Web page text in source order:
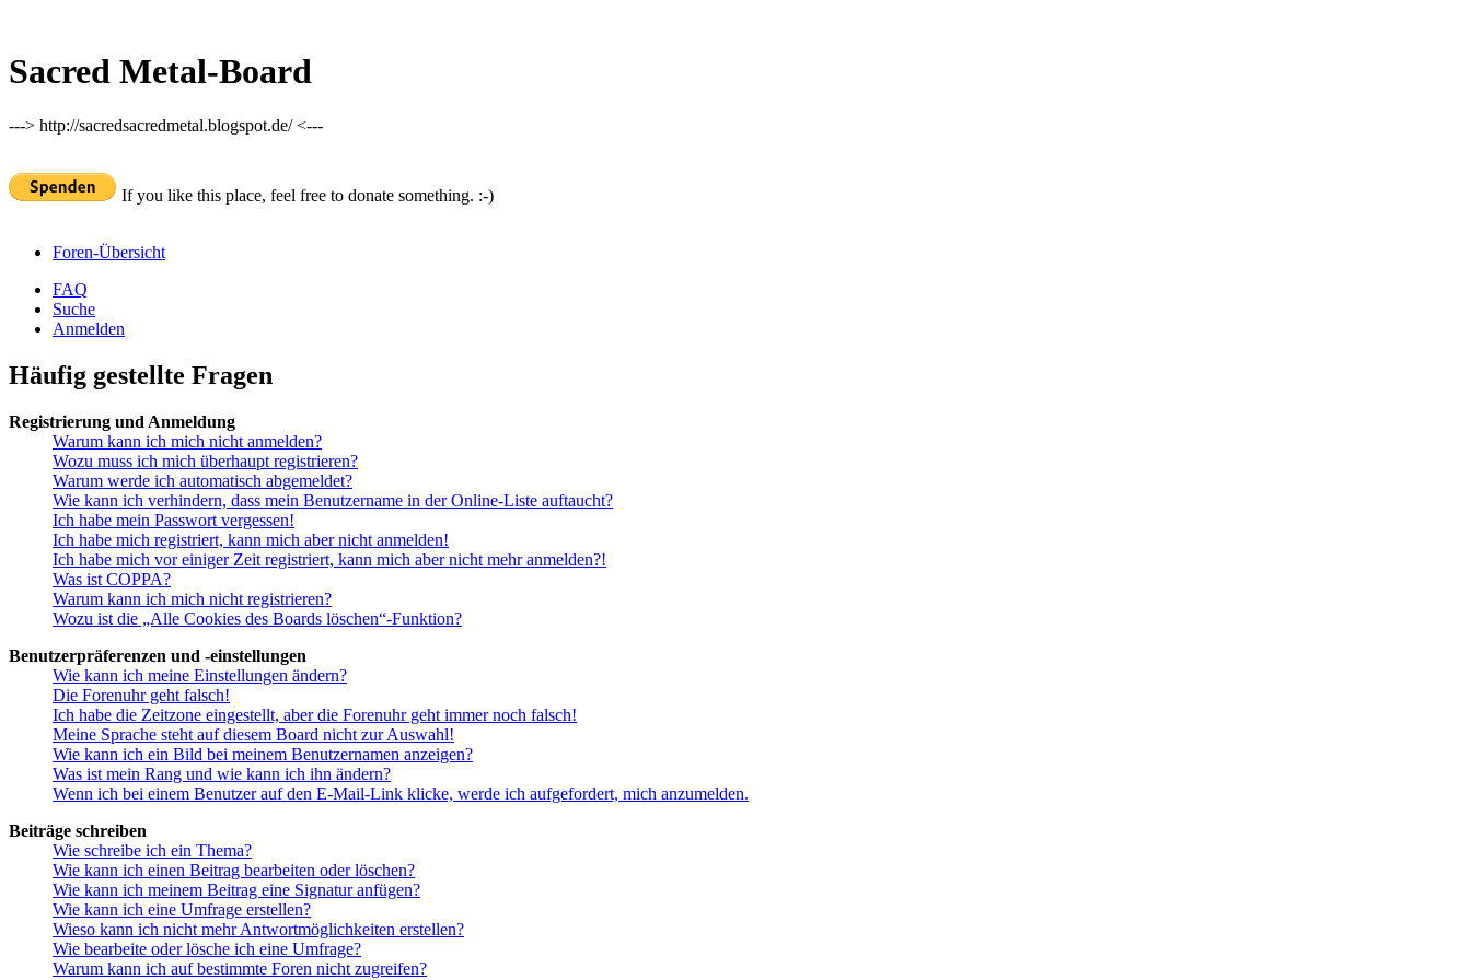
Sacred Metal-Board
---> http://sacredsacredmetal.blogspot.de/ <---
If you like this place, feel free to donate something. :-)
Foren-Übersicht
FAQ
Suche
Anmelden
Häufig gestellte Fragen
Registrierung und Anmeldung
Warum kann ich mich nicht anmelden?
Wozu muss ich mich überhaupt registrieren?
Warum werde ich automatisch abgemeldet?
Wie kann ich verhindern, dass mein Benutzername in der Online-Liste auftaucht?
Ich habe mein Passwort vergessen!
Ich habe mich registriert, kann mich aber nicht anmelden!
Ich habe mich vor einiger Zeit registriert, kann mich aber nicht mehr anmelden?!
Was ist COPPA?
Warum kann ich mich nicht registrieren?
Wozu ist die „Alle Cookies des Boards löschen“-Funktion?
Benutzerpräferenzen und -einstellungen
Wie kann ich meine Einstellungen ändern?
Die Forenuhr geht falsch!
Ich habe die Zeitzone eingestellt, aber die Forenuhr geht immer noch falsch!
Meine Sprache steht auf diesem Board nicht zur Auswahl!
Wie kann ich ein Bild bei meinem Benutzernamen anzeigen?
Was ist mein Rang und wie kann ich ihn ändern?
Wenn ich bei einem Benutzer auf den E-Mail-Link klicke, werde ich aufgefordert, mich anzumelden.
Beiträge schreiben
Wie schreibe ich ein Thema?
Wie kann ich einen Beitrag bearbeiten oder löschen?
Wie kann ich meinem Beitrag eine Signatur anfügen?
Wie kann ich eine Umfrage erstellen?
Wieso kann ich nicht mehr Antwortmöglichkeiten erstellen?
Wie bearbeite oder lösche ich eine Umfrage?
Warum kann ich auf bestimmte Foren nicht zugreifen?